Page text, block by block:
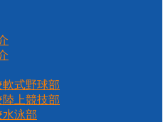
軟式野球部
陸上競技部
泳部